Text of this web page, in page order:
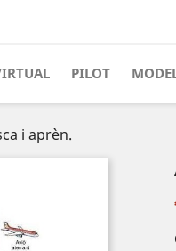
PILOT
i aprèn.